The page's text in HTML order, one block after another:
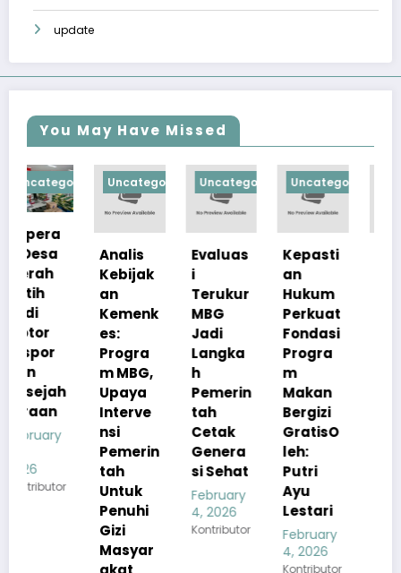
update
You May Have Missed
Uncategorized
Analis
Kebijak
an
Kemenk
es:
Progra
Upaya
Interve
nsi
tah
Untuk
Uncategorized
Evaluas
i
MBG
Langka
h
Pemerin
tah
Genera
February
4, 2026
Uncategorized
Kepasti
Hukum
Perkuat
Fondasi
Progra
Makan
GratisO
leh:
Putri
Ayu
Lestari
February
Apresia
Pemerin
tah
Pastika
n
s Menu
MBG
Tetap
Standar
February
4, 2026
Kontributor